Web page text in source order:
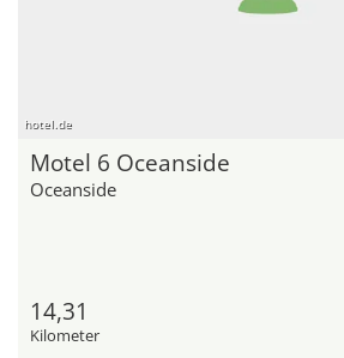
hotel.de
Motel 6 Oceanside
Oceanside
14,31
Kilometer